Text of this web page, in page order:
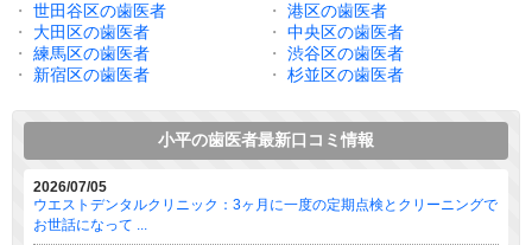
・ 世田谷区の歯医者 ・
港区の歯医者
・
大田区の歯医者 ・
中央区の歯医者
・
練馬区の歯医者 ・
渋谷区の歯医者
・
新宿区の歯医者 ・ 杉並区の歯医者
小平の歯医者最新口コミ情報
2026/07/05
ウエストデンタルクリニック：3ヶ月に一度の定期点検とクリーニングで
お世話になって ...